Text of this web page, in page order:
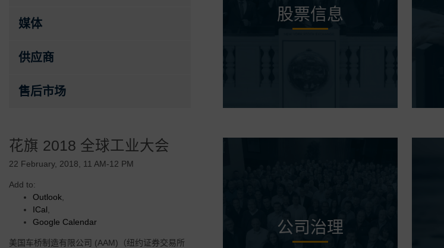
媒体
供应商
售后市场
花旗 2018 全球工业大会
22 February, 2018, 11 AM-12 PM
Add to:
Outlook
ICal
Google Calendar
美国车桥制造有限公司 (AAM)（纽约证券交易所
股票信息
公司治理